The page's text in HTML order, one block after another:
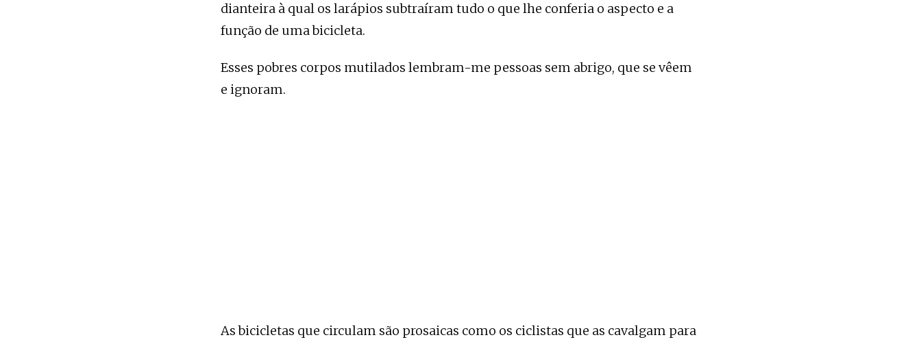
dianteira à qual os larápios subtraíram tudo o que lhe conferia o aspecto e a
função de uma bicicleta.
Esses pobres corpos mutilados lembram-me pessoas sem abrigo, que se vêem
e ignoram.
As bicicletas que circulam são prosaicas como os ciclistas que as cavalgam para